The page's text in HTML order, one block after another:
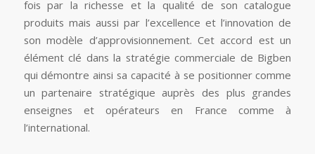
fois par la richesse et la qualité de son catalogue
produits mais aussi par l’excellence et l’innovation de
son modèle d’approvisionnement. Cet accord est un
élément clé dans la stratégie commerciale de Bigben
qui démontre ainsi sa capacité à se positionner comme
un partenaire stratégique auprès des plus grandes
enseignes et opérateurs en France comme à
l’international.